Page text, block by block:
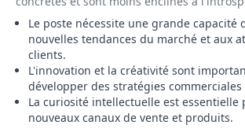
Le poste nécessite une grande capacité
nouvelles tendances du marché et aux
clients.
L'innovation et la créativité sont
développer des stratégies commerciales
La curiosité intellectuelle est essentielle
nouveaux canaux de vente et produits.